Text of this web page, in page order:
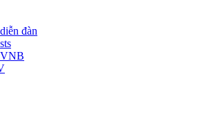
đàn
VNB